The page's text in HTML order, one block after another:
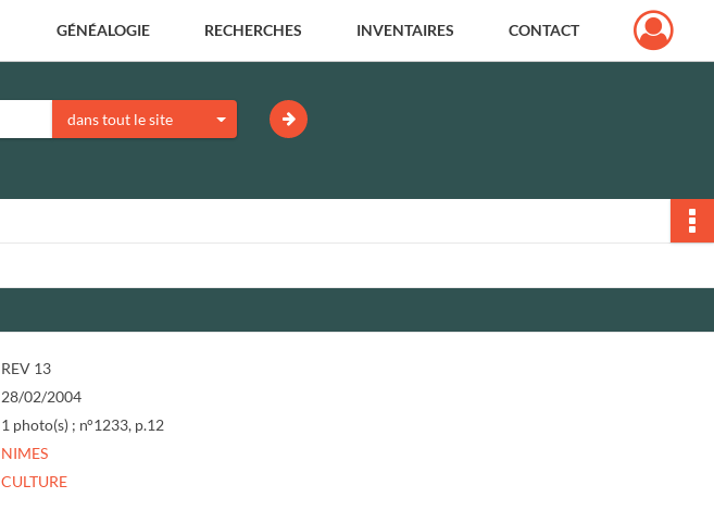
GÉNÉALOGIE RECHERCHES INVENTAIRES CONTACT
dans tout le site
REV 13
28/02/2004
1 photo(s) ; n°1233, p.12
NIMES
CULTURE